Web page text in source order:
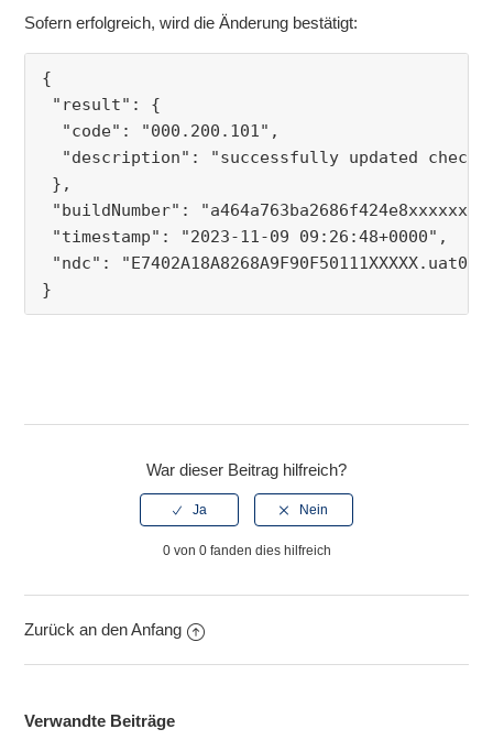
Sofern erfolgreich, wird die Änderung bestätigt:
{
"result": {
  "code": "000.200.101",
"description": "successfully updated
},
"buildNumber":
"timestamp": "2023-11-09 09:26:48+0000",
"ndc":
}
War dieser Beitrag hilfreich?
0 von 0 fanden dies hilfreich
Zurück an den Anfang
Verwandte Beiträge